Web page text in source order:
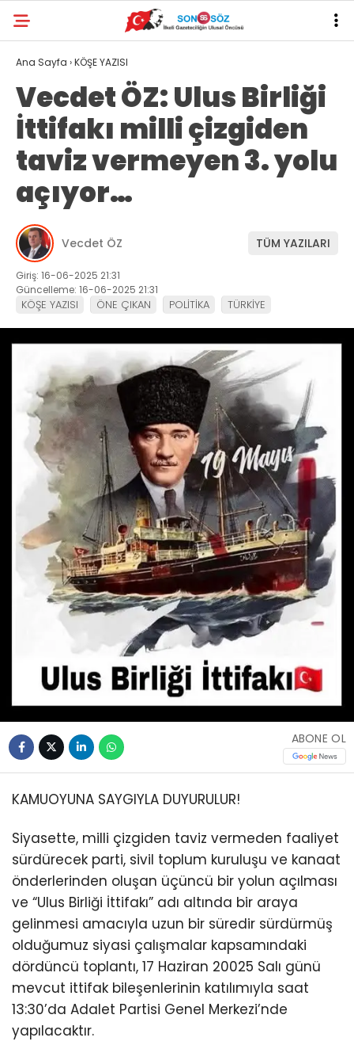
Ana Sayfa ›KÖŞE YAZISI
Vecdet ÖZ: Ulus Birliği
İttifakı milli çizgiden
taviz vermeyen 3. yolu
açıyor…
Vecdet ÖZ TÜM YAZILARI
Giriş: 16-06-2025 21:31
Güncelleme: 16-06-2025 21:31
KÖŞE YAZISI ÖNE ÇIKAN POLİTİKA TÜRKİYE
ABONE OL
KAMUOYUNA SAYGIYLA DUYURULUR!
Siyasette, milli çizgiden taviz vermeden faaliyet
sürdürecek parti, sivil toplum kuruluşu ve kanaat
önderlerinden oluşan üçüncü bir yolun açılması
ve “Ulus Birliği İttifakı” adı altında bir araya
gelinmesi amacıyla uzun bir süredir sürdürmüş
olduğumuz siyasi çalışmalar kapsamındaki
dördüncü toplantı, 17 Haziran 20025 Salı günü
mevcut ittifak bileşenlerinin katılımıyla saat
13:30’da Adalet Partisi Genel Merkezi’nde
yapılacaktır.